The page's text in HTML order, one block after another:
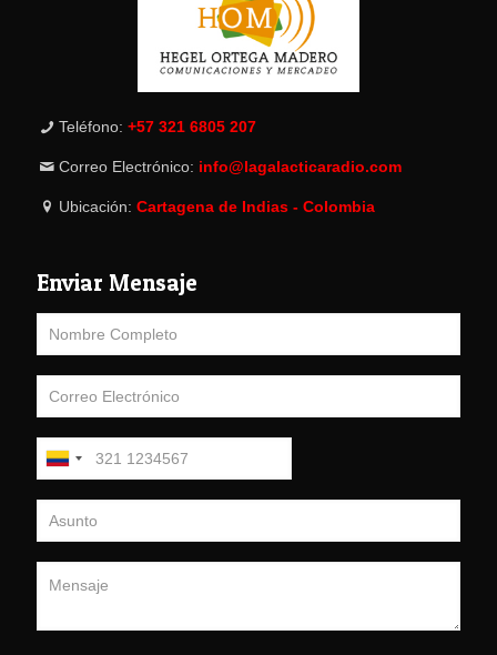
Teléfono: +57 321 6805 207
Correo Electrónico: info@lagalacticaradio.com
Ubicación: Cartagena de Indias - Colombia
Enviar Mensaje